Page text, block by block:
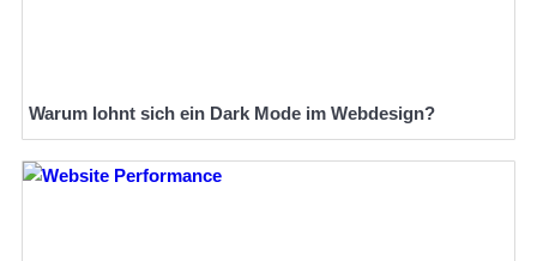
Warum lohnt sich ein Dark Mode im Webdesign?